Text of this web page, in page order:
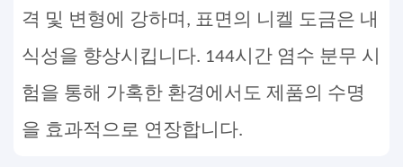
격 및 변형에 강하며, 표면의 니켈 도금은 내
식성을 향상시킵니다. 144시간 염수 분무 시
험을 통해 가혹한 환경에서도 제품의 수명
을 효과적으로 연장합니다.